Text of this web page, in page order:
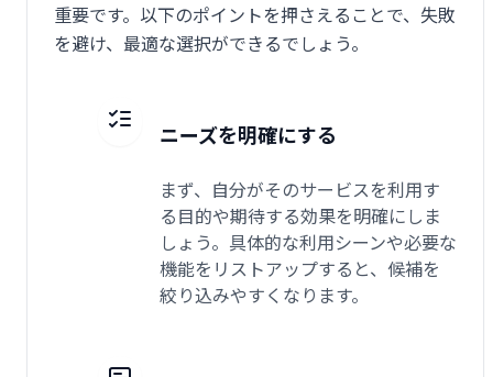
重要です。以下のポイントを押さえることで、失敗
を避け、最適な選択ができるでしょう。
ニーズを明確にする
まず、自分がそのサービスを利用す
る目的や期待する効果を明確にしま
しょう。具体的な利用シーンや必要な
機能をリストアップすると、候補を
絞り込みやすくなります。